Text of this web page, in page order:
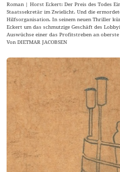
Roman | Horst Eckert: Der Preis des Todes
Staatssekretär im Zwielicht. Und die
Hilfsorganisation. In seinem neuen Thriller
Eckert um das schmutzige Geschäft des
Auswüchse einer das Profitstreben an
Von DIETMAR JACOBSEN